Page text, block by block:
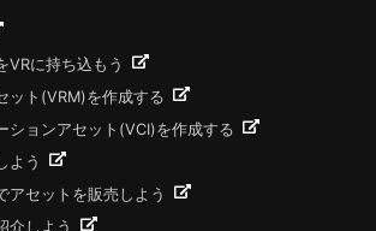
VRに持ち込もう
ット(VRM)を作成する
ションアセット(VCI)を作成する
よう
アセットを販売しよう
介しよう